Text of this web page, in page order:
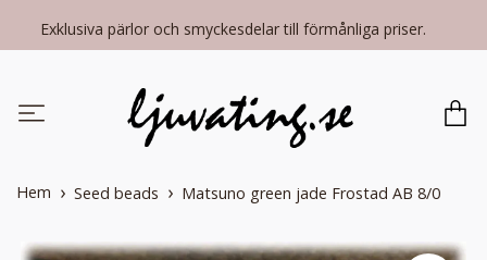
Exklusiva pärlor och smyckesdelar till förmånliga priser.
Hem Seed beads Matsuno green jade Frostad AB 8/0